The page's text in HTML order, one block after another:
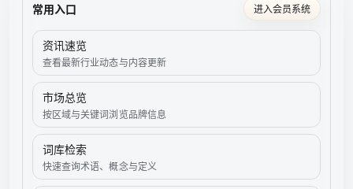
常用入口 进入会员系统
资讯速览
查看最新行业动态与内容更新
市场总览
按区域与关键词浏览品牌信息
词库检索
快速查询术语、概念与定义